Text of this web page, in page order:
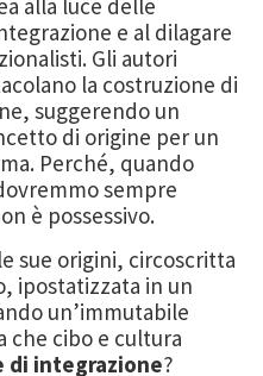
e al dilagare
Gli autori
la costruzione di
suggerendo un
di origine per un
Perché, quando
sempre
è possessivo.
sue origini, circoscritta
ipostatizzata in un
un’immutabile
che cibo e cultura
integrazione?